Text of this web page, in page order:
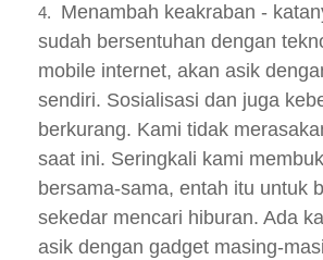
Menambah keakraban -
sudah bersentuhan dengan
mobile internet, akan asik
sendiri. Sosialisasi dan juga
berkurang. Kami tidak
saat ini. Seringkali kami
bersama-sama, entah itu untuk
sekedar mencari hiburan. Ada
asik dengan gadget masing-